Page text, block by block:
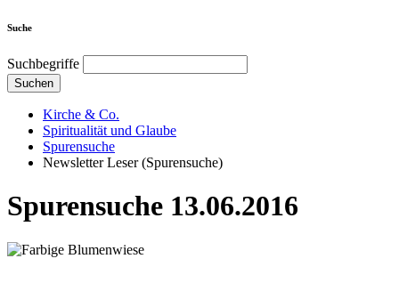
Suche
Suchbegriffe
Suchen
Kirche & Co.
Spiritualität und Glaube
Spurensuche
Newsletter Leser (Spurensuche)
Spurensuche 13.06.2016